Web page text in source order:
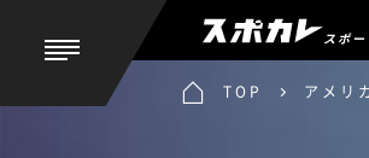
スポ
TOP アメリ